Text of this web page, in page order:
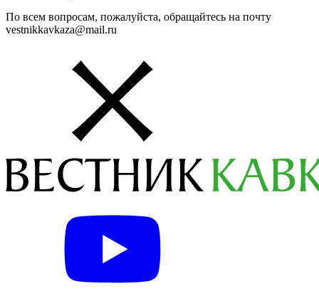
По всем вопросам, пожалуйста, обращайтесь на почту
vestnikkavkaza@mail.ru